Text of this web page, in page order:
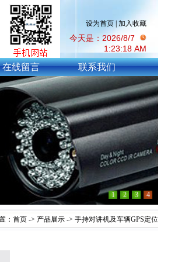
设为首页 加入收藏
今天是：2026/8/7
1:23:19 AM
在线留言 联系我们
1 2 3 4
： 首页 -> 产品展示 -> 手持对讲机及车辆GPS定位